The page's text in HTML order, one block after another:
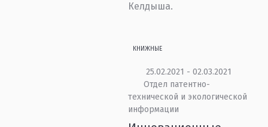
Келдыша.
КНИЖНЫЕ
25.02.2021 - 02.03.2021
Отдел патентно-
технической и экологической
информации